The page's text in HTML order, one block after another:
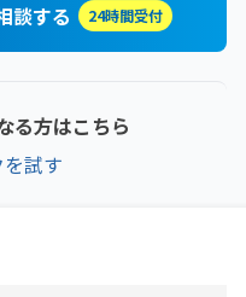
談する 24時間受付
る方はこちら
試す